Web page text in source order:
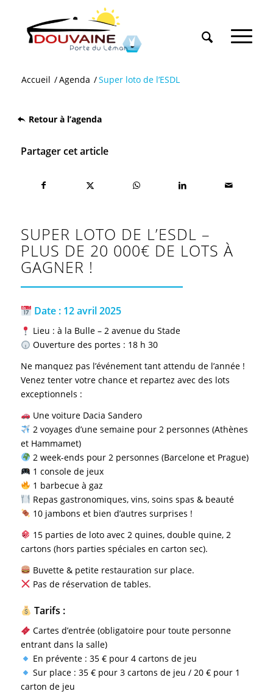
Accueil /Agenda /Super loto de l’ESDL
Retour à l’agenda
Partager cet article
SUPER LOTO DE L’ESDL –
PLUS DE 20 000€ DE LOTS À
GAGNER !
Date : 12 avril 2025
Lieu : à la Bulle – 2 avenue du Stade
Ouverture des portes : 18 h 30
Ne manquez pas l’événement tant attendu de l’année !
Venez tenter votre chance et repartez avec des lots
exceptionnels :
Une voiture Dacia Sandero
2 voyages d’une semaine pour 2 personnes (Athènes
et Hammamet)
2 week-ends pour 2 personnes (Barcelone et Prague)
1 console de jeux
1 barbecue à gaz
Repas gastronomiques, vins, soins spas & beauté
10 jambons et bien d’autres surprises !
15 parties de loto avec 2 quines, double quine, 2
cartons (hors parties spéciales en carton sec).
Buvette & petite restauration sur place.
Pas de réservation de tables.
Tarifs :
Cartes d’entrée (obligatoire pour toute personne
entrant dans la salle)
En prévente : 35 € pour 4 cartons de jeu
Sur place : 35 € pour 3 cartons de jeu / 20 € pour 1
carton de jeu